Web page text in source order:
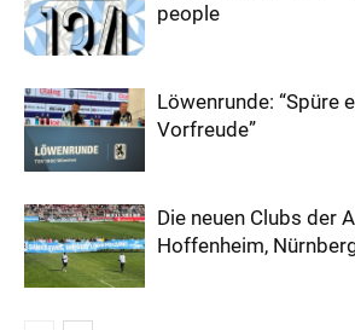
people
Löwenrunde: “Spüre
Vorfreude”
Die neuen Clubs der
Hoffenheim,